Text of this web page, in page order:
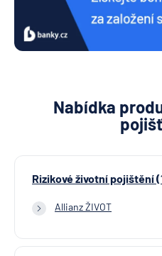
Nabídka
Rizikové životní pojištění
Allianz ŽIVOT